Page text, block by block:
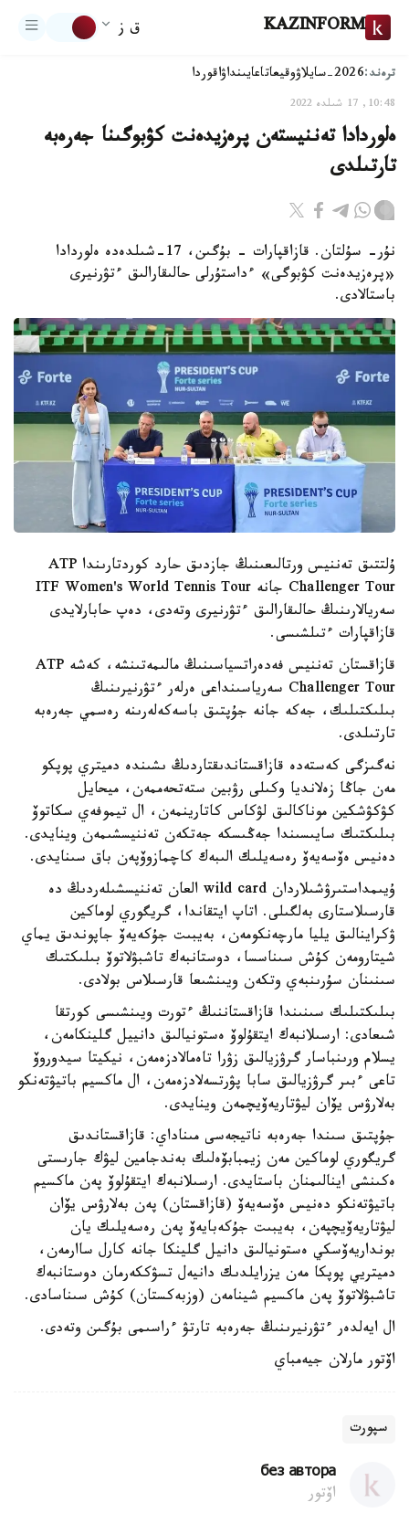
KAZINFORM ق ز
ترەند:2026-سايلاۋ وقيعاتاعايىنداۋاقوردا
10:48, 17 شىلدە 2022
ەلوردادا تەننيستەن پرەزيدەنت كۋبوگىنا جەرەبە
تارتىلدى
نۇر- سۇلتان. قازاقپارات - بۇگىن، 17-شىلدەدە ەلوردادا
«پرەزيدەنت كۋبوگى» ءداستۇرلى حالىقارالىق ءتۋرنيرى
باستالادى.
ۇلتتىق تەننيس ورتالىعىنىڭ جازدىق حارد كوردتارىندا ATP
Challenger Tour جانە ITF Women's World Tennis Tour
سەريالارىنىڭ حالىقارالىق ءتۋرنيرى وتەدى، دەپ حابارلايدى
قازاقپارات ءتىلشىسى.
قازاقستان تەننيس فەدەراتسياسىنىڭ مالىمەتىنشە، كەشە ATP
Challenger Tour سەرياسىنداعى ەرلەر ءتۋرنيرىنىڭ
بىلىكتىلىك، جەكە جانە جۇپتىق باسەكەلەرىنە رەسمي جەرەبە
تارتىلدى.
نەگىزگى كەستەدە قازاقستاندىقتاردىڭ ىشىندە دميتري پوپكو
مەن جاڭا زەلانديا وكىلى رۋبين ستەتحەممەن، ميحايل
كۋكۋشكين موناكالىق لۋكاس كاتارينمەن، ال تيموفەي سكاتوۆ
بىلىكتىك سايىسىندا جەڭىسكە جەتكەن تەننيسشىمەن وينايدى.
دەنيس ەۆسەيەۆ رەسەيلىك الىبەك كاچمازوۆپەن باق سىنايدى.
ۇيىمداستىرۋشىلاردان wild card العان تەننيسشىلەردىڭ دە
قارسىلاستارى بەلگىلى. اتاپ ايتقاندا، گريگوري لوماكين
ۋكراينالىق يليا مارچەنكومەن، بەيبىت جۇكەيەۆ جاپوندىق يماي
شيتارومەن كۇش سىناسسا، دوستانبەك تاشبۋلاتوۆ بىلىكتىك
سىنىنان سۇرىنبەي وتكەن ويىنشىعا قارسىلاس بولادى.
بىلىكتىلىك سىنىندا قازاقستاننىڭ ءتورت ويىنشىسى كورتقا
شىعادى: ارسىلانبەك ايتقۇلوۆ ەستونيالىق دانييل گلينكامەن،
يسلام ورىنباسار گرۋزيالىق زۋرا تاەمالادزەمەن، نيكيتا سيدوروۆ
تاعى ءبىر گرۋزيالىق سابا پۋرتسەلادزەمەن، ال ماكسيم باتيۋتەنكو
بەلارۋس يۆان ليۋتاريەۆيچمەن وينايدى.
جۇپتىق سىندا جەرەبە ناتيجەسى مىناداي: قازاقستاندىق
گريگوري لوماكين مەن زيمبابۆەلىك بەندجامين ليۋك جارىستى
ەكىنشى اينالىمنان باستايدى. ارسىلانبەك ايتقۇلوۆ پەن ماكسيم
باتيۋتەنكو دەنيس ەۆسەيەۆ (قازاقستان) پەن بەلارۋس يۆان
ليۋتاريەۆيچپەن، بەيبىت جۇكەبايەۆ پەن رەسەيلىك يان
بونداريەۆسكي ەستونيالىق دانيل گلينكا جانە كارل ساارمەن،
دميتريي پوپكا مەن يزرايلدىك دانيەل تسۋككەرمان دوستانبەك
تاشبۋلاتوۆ پەن ماكسيم شينامەن (وزبەكستان) كۇش سىناسادى.
ال ايەلدەر ءتۋرنيرىنىڭ جەرەبە تارتۋ ءراسىمى بۇگىن وتەدى.
اۆتور مارلان جيەمباي
سپورت
без автора
اۆتور